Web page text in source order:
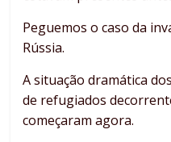
Peguemos o caso da
Rússia.
A situação dramática
de refugiados
começaram agora.